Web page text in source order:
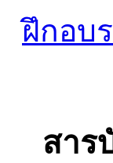
ฝึกอบ
สาร